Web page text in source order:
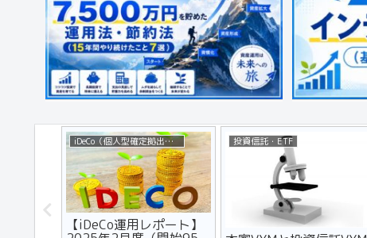
iDeCo（個人型確定拠出年金）
【iDeCo運用レポート】
投資信託・ETF